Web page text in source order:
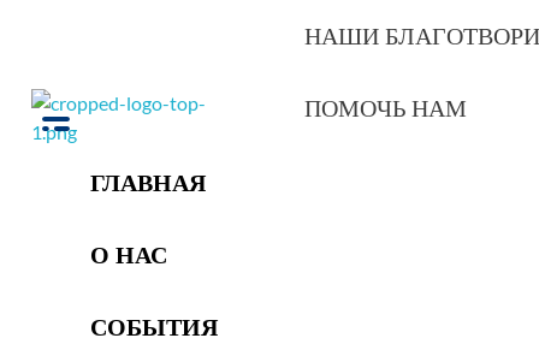
НАШИ
ПОМОЧЬ НАМ
ГЛАВНАЯ
О НАС
СОБЫТИЯ